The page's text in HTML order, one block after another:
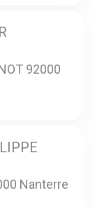
92000
Nanterre